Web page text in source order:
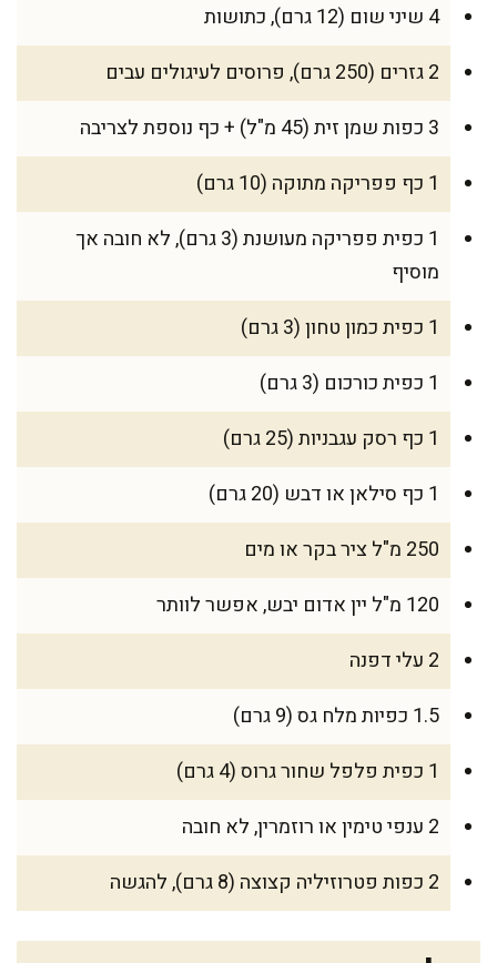
4 שיני שום (12 גרם), כתושות
2 גזרים (250 גרם), פרוסים לעיגולים עבים
3 כפות שמן זית (45 מ"ל) + כף נוספת לצריבה
1 כף פפריקה מתוקה (10 גרם)
1 כפית פפריקה מעושנת (3 גרם), לא חובה אך
מוסיף
1 כפית כמון טחון (3 גרם)
1 כפית כורכום (3 גרם)
1 כף רסק עגבניות (25 גרם)
1 כף סילאן או דבש (20 גרם)
250 מ"ל ציר בקר או מים
120 מ"ל יין אדום יבש, אפשר לוותר
2 עלי דפנה
1.5 כפיות מלח גס (9 גרם)
1 כפית פלפל שחור גרוס (4 גרם)
2 ענפי טימין או רוזמרין, לא חובה
2 כפות פטרוזיליה קצוצה (8 גרם), להגשה